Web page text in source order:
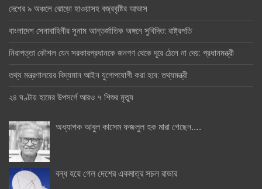
দেশের ৯ অঞ্চলে ঝোড়ো হাওয়াসহ বজ্রবৃষ্টির আভাস
বাংলাদেশ সেনাবাহিনীর সুনাম আন্তর্জাতিক অঙ্গনে সুবিদিত: রাষ্ট্রপতি
নিরাপত্তা কৌশল যেন সরকারপ্রধানকে জনগণ থেকে দূরে ঠেলে না দেয়: প্রধানমন্ত্রী
তথ্য মন্ত্রণালয়ের বিদ্যমান আইন যুগোপযোগী করা হবে: তথ্যমন্ত্রী
২৪ ঘণ্টায় হামের উপসর্গে আরও ৭ শিশুর মৃত্যু
অধ্যাপক আবুল কাসেম ফজলুল হক মারা গেছেন….
বন্ধ হয়ে গেল দেশের একমাত্র সচল রাডার